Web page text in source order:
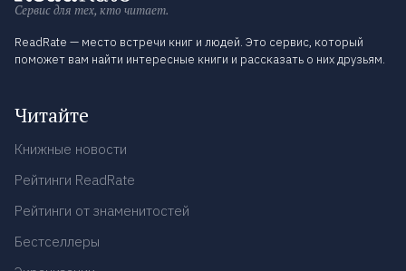
Сервис для тех, кто читает.
ReadRate — место встречи книг и людей. Это сервис, который
поможет вам найти интересные книги и рассказать о них друзьям.
Читайте
Книжные новости
Рейтинги ReadRate
Рейтинги от знаменитостей
Бестселлеры